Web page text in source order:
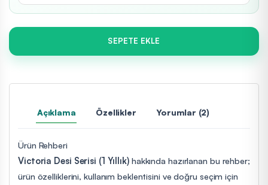
SEPETE EKLE
Açıklama Özellikler Yorumlar (2)
Ürün Rehberi
Victoria Desi Serisi (1 Yıllık) hakkında hazırlanan bu rehber;
ürün özelliklerini, kullanım beklentisini ve doğru seçim için